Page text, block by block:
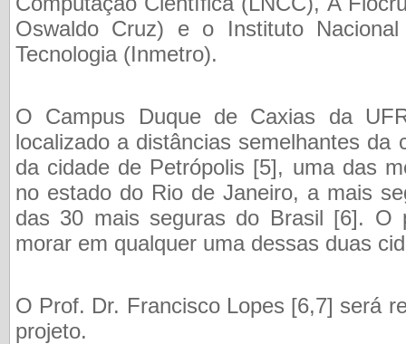
Oswaldo Cruz) e o Instituto
Tecnologia (Inmetro).
O Campus Duque de Caxias da
localizado a distâncias semelhantes da
da cidade de Petrópolis [5], uma das
no estado do Rio de Janeiro, a mais
das 30 mais seguras do Brasil [6]. O
morar em qualquer uma dessas duas
O Prof. Dr. Francisco Lopes [6,7] será
projeto.